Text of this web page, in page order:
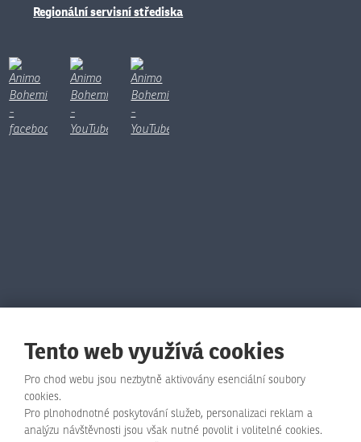
Regionální servisní střediska
© Animo Bohemia s.r.o., 2026, vytvořila eBRÁNA s.r.o.
Tento web využívá cookies
Pro chod webu jsou nezbytně aktivovány esenciální soubory
cookies.
Pro plnohodnotné poskytování služeb, personalizaci reklam a
analýzu návštěvnosti jsou však nutné povolit i volitelné cookies.